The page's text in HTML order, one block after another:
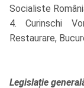
Socialiste
4. Curinschi
Restaurare,
Legislație